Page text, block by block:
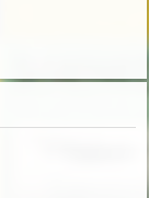
Towarzystwa